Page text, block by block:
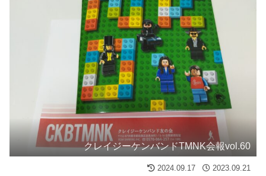
クレイジーケンバンドTMNK会報vol.60
2024.09.17 2023.09.21